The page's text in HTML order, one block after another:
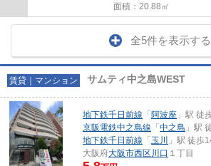
面積：20.88㎡
全5件を表示する
賃貸｜マンション サムティ中之島WEST
地下鉄千日前線 「 阿波座 」駅 徒
京阪電鉄中之島線 「 中之島 」駅
地下鉄千日前線 「 玉川
」駅 徒歩
大阪府大阪市西区 川口 １丁目